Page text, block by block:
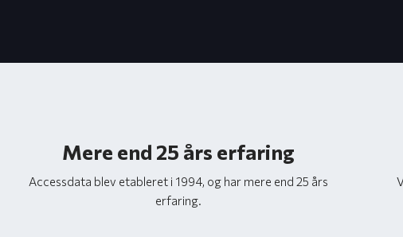
Mere end 25 års erfaring
Accessdata blev etableret i 1994, og har mere end 25 års
erfaring.